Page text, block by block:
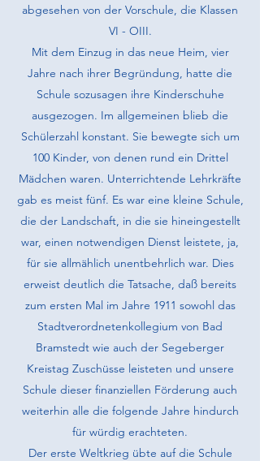
abge­sehen von der Vorschule, die Klassen
VI - OIII.
Mit dem Einzug in das neue Heim, vier
Jahre nach ihrer Begründung, hatte die
Schule sozusagen ihre Kinderschuhe
ausgezogen. Im allgemeinen blieb die
Schülerzahl konstant. Sie bewegte sich um
100 Kinder, von denen rund ein Drittel
Mädchen waren. Unterrichtende Lehrkräfte
gab es meist fünf. Es war eine kleine Schule,
die der Landschaft, in die sie hineingestellt
war, einen notwendigen Dienst leistete, ja,
für sie allmählich unentbehrlich war. Dies
erweist deutlich die Tatsache, daß bereits
zum ersten Mal im Jahre 1911 sowohl das
Stadtverordnetenkollegium von Bad
Bramstedt wie auch der Segeberger
Kreistag Zuschüsse leisteten und unsere
Schule dieser finan­ziellen Förderung auch
weiterhin alle die folgende Jahre hindurch
für würdig erachteten.
Der erste Weltkrieg übte auf die Schule